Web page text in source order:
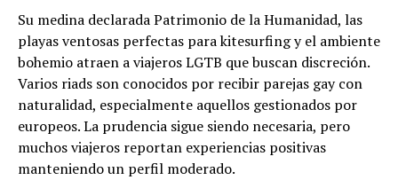
Su medina declarada Patrimonio de la Humanidad, las
playas ventosas perfectas para kitesurfing y el ambiente
bohemio atraen a viajeros LGTB que buscan discreción.
Varios riads son conocidos por recibir parejas gay con
naturalidad, especialmente aquellos gestionados por
europeos. La prudencia sigue siendo necesaria, pero
muchos viajeros reportan experiencias positivas
manteniendo un perfil moderado.